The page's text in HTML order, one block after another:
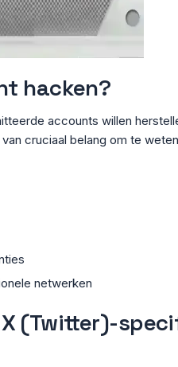
hacken?
accounts willen
cruciaal belang om te
netwerken
(Twitter)-